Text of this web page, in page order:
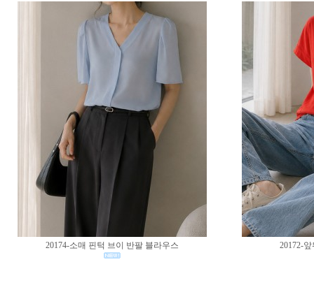
20174-소매 핀턱 브이 반팔 블라우스 20172-